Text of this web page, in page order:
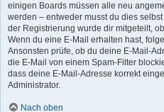
einigen Boards müssen alle neu
werden – entweder musst du dies
der Registrierung wurde dir mitgeteilt,
Wenn du eine E-Mail erhalten hast,
Ansonsten prüfe, ob du deine E-Mail-
die E-Mail von einem Spam-Filter
dass deine E-Mail-Adresse korrekt
Administrator.
Nach oben